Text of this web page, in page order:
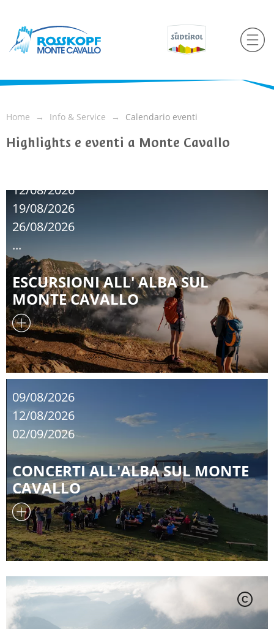
Home Info & Service Calendario eventi
Highlights e eventi a Monte Cavallo
12/08/2026
19/08/2026
26/08/2026
...
ESCURSIONI ALL' ALBA SUL
MONTE CAVALLO
09/08/2026
12/08/2026
02/09/2026
CONCERTI ALL'ALBA SUL MONTE
CAVALLO
C